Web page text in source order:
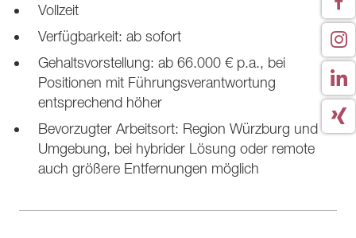
Vollzeit
Verfügbarkeit: ab sofort
Gehaltsvorstellung: ab 66.000 € p.a., bei
Positionen mit Führungsverantwortung
entsprechend höher
Bevorzugter Arbeitsort: Region Würzburg und
Umgebung, bei hybrider Lösung oder remote
auch größere Entfernungen möglich